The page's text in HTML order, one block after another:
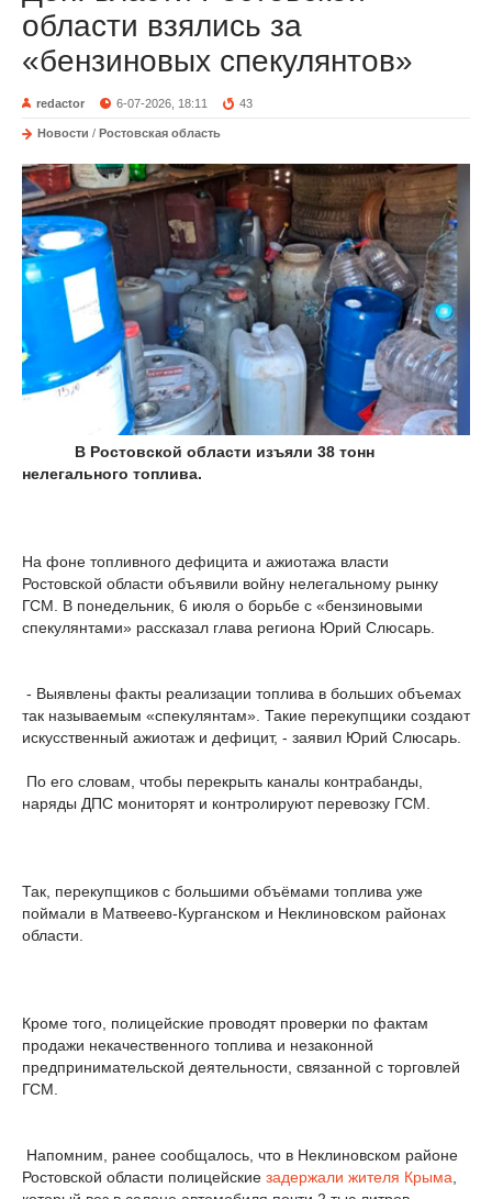
области взялись за
«бензиновых спекулянтов»
redactor 6-07-2026, 18:11 43
Новости / Ростовская область
В Ростовской области изъяли 38 тонн
нелегального топлива.
На фоне топливного дефицита и ажиотажа власти
Ростовской области объявили войну нелегальному рынку
ГСМ. В понедельник, 6 июля о борьбе с «бензиновыми
спекулянтами» рассказал глава региона Юрий Слюсарь.
- Выявлены факты реализации топлива в больших объемах
так называемым «спекулянтам». Такие перекупщики создают
искусственный ажиотаж и дефицит, - заявил Юрий Слюсарь.
По его словам, чтобы перекрыть каналы контрабанды,
наряды ДПС мониторят и контролируют перевозку ГСМ.
Так, перекупщиков с большими объёмами топлива уже
поймали в Матвеево-Курганском и Неклиновском районах
области.
Кроме того, полицейские проводят проверки по фактам
продажи некачественного топлива и незаконной
предпринимательской деятельности, связанной с торговлей
ГСМ.
Напомним, ранее сообщалось, что в Неклиновском районе
Ростовской области полицейские задержали жителя Крыма